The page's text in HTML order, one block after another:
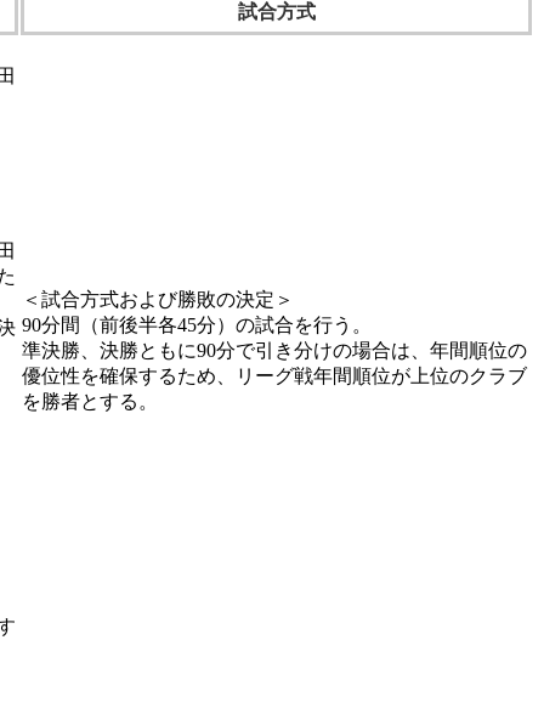
試合方式
＜試合方式および勝敗の決定＞
90分間（前後半各45分）の試合を行う。
準決勝、決勝ともに90分で引き分けの場合は、年間順位の
優位性を確保するため、リーグ戦年間順位が上位のクラブ
を勝者とする。